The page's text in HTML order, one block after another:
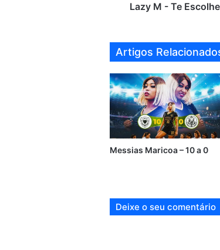
Lazy M - Te
Artigos
Messias Maricoa – 10 a 0
Deixe o seu comentário